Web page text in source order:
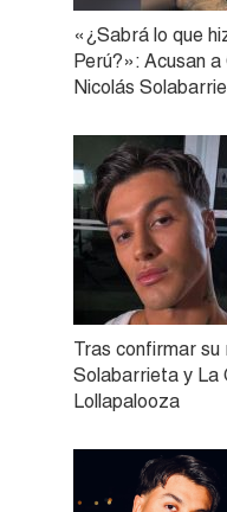
«¿Sabrá lo que
Perú?»: Acusan
Nicolás
Tras confirmar su
Solabarrieta y La
Lollapalooza